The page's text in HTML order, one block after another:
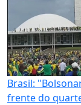
Brasil:
frente do